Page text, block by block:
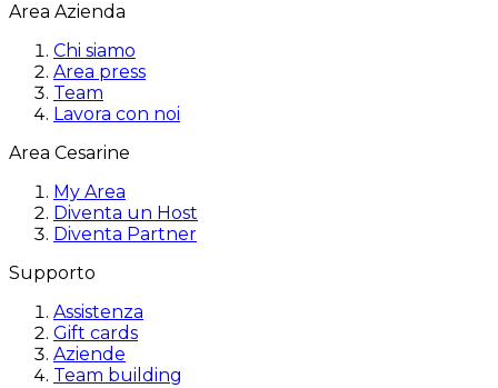
Area Azienda
Chi siamo
Area press
Team
Lavora con noi
Area Cesarine
My Area
Diventa un Host
Diventa Partner
Supporto
Assistenza
Gift cards
Aziende
Team building